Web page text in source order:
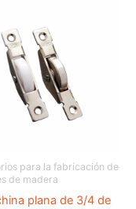
para la fabricación de
de madera
plana de 3/4 de